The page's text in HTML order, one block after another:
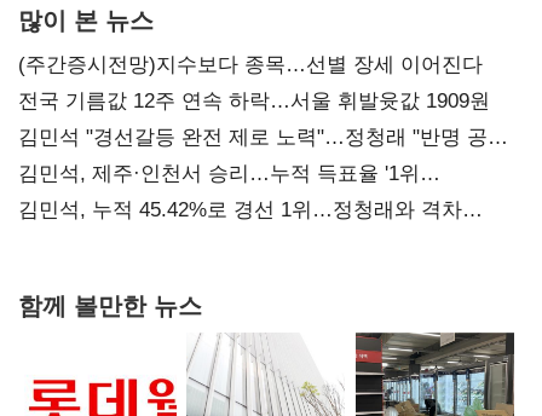
많이 본 뉴스
(주간증시전망)지수보다 종목…선별 장세 이어진다
전국 기름값 12주 연속 하락…서울 휘발윳값 1909원
김민석 "경선갈등 완전 제로 노력"…정청래 "반명 공세
사과부터"
김민석, 제주·인천서 승리…누적 득표율 '1위
탈환'(종합)
김민석, 누적 45.42%로 경선 1위…정청래와 격차
함께 볼만한 뉴스